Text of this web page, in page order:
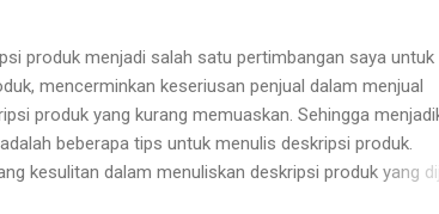
produk menjadi salah satu pertimbangan saya untuk
mencerminkan keseriusan penjual dalam menjual
produk yang kurang memuaskan. Sehingga
beberapa tips untuk menulis deskripsi produk.
kesulitan dalam menuliskan deskripsi produk yang